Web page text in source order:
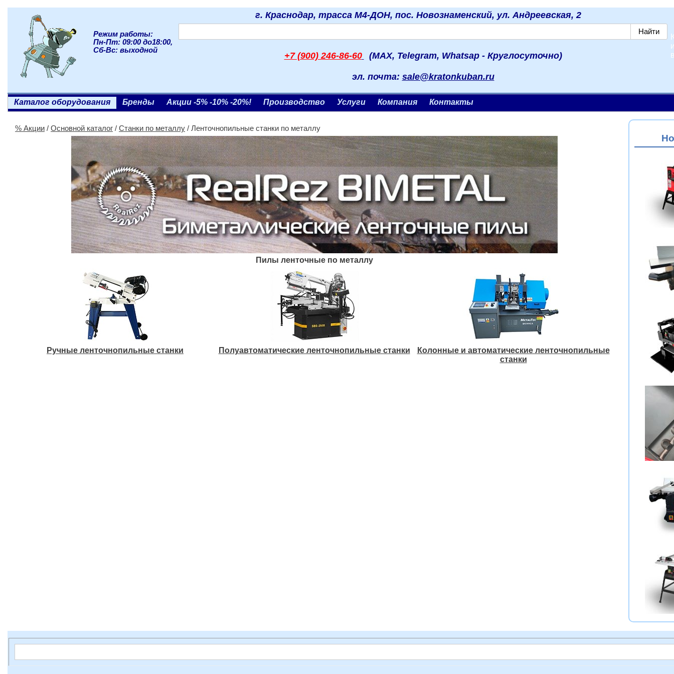
Режим работы:
Пн-Пт: 09:00 до18:00,
Сб-Вс: выходной
г. Краснодар, трасса М4-ДОН, пос. Новознаменский, ул. Андреевская, 2
+7 (900) 246-86-60 (MAX, Telegram, Whatsap - Круглосуточно)
эл. почта: sale@kratonkuban.ru
Каталог оборудования Бренды Акции -5% -10% -20%! Производство Услуги Компания Контакты
% Акции / Основной каталог / Станки по металлу / Ленточнопильные станки по металлу
Пилы ленточные по металлу
Ручные ленточнопильные станки Полуавтоматические ленточнопильные станки
Колонные и автоматические ленточнопильные
станки